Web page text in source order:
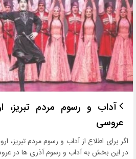
آداب و رسوم مردم تبریز،
عروسی
اگر برای اطلاع از آداب و رسوم مردم تبریز،
در این بخش به آداب و رسوم آذری ها در